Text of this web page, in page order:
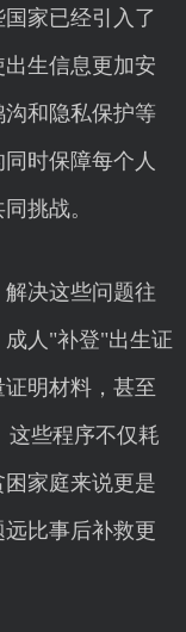
家已经引入了
生信息更加安
和隐私保护等
时保障每个人
挑战。
决这些问题往
人"补登"出生证
明材料，甚至
这些程序不仅耗
家庭来说更是
比事后补救更